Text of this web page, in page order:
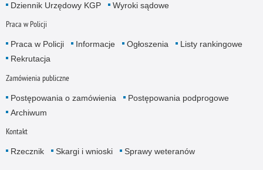
Dziennik Urzędowy KGP Wyroki sądowe
Praca w Policji
Praca w Policji Informacje Ogłoszenia
Listy rankingowe
Rekrutacja
Zamówienia publiczne
Postępowania o zamówienia
Postępowania podprogowe
Archiwum
Kontakt
Rzecznik Skargi i wnioski Sprawy weteranów